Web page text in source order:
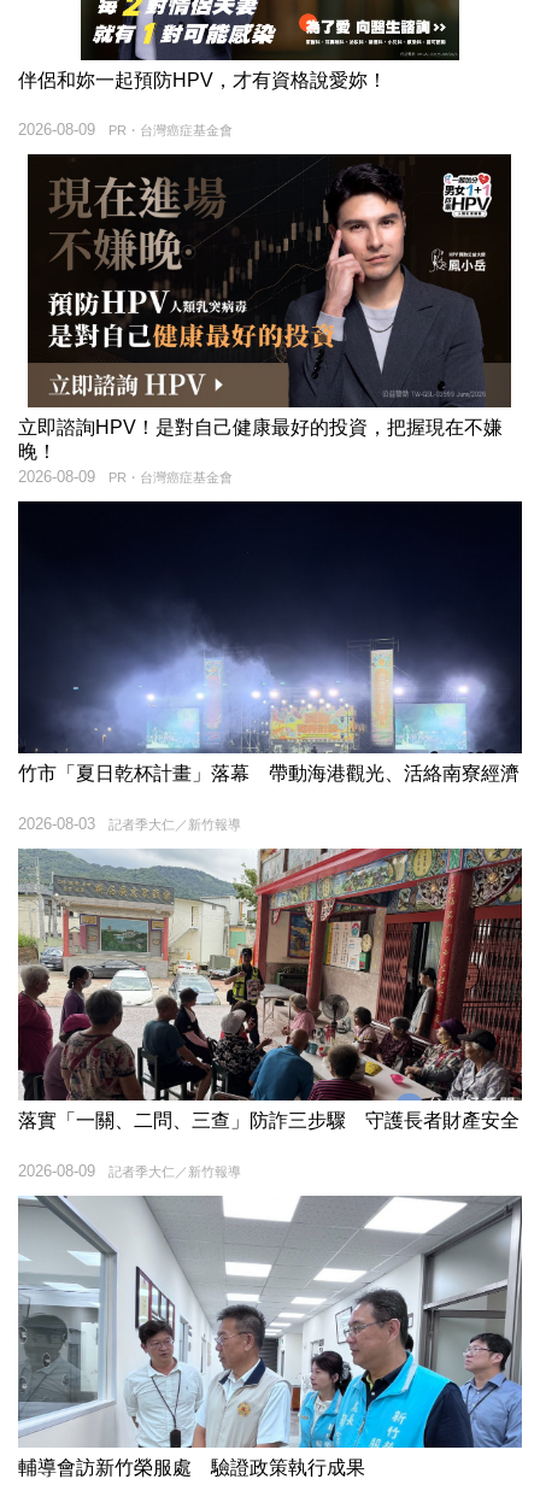
伴侶和妳一起預防HPV，才有資格說愛妳！
PR・台灣癌症基金會
2026-08-09
立即諮詢HPV！是對自己健康最好的投資，把握現在不嫌
晚！
PR・台灣癌症基金會
2026-08-09
竹市「夏日乾杯計畫」落幕 帶動海港觀光、活絡南寮經濟
記者季大仁／新竹報導
2026-08-03
落實「一關、二問、三查」防詐三步驟 守護長者財產安全
記者季大仁／新竹報導
2026-08-09
輔導會訪新竹榮服處 驗證政策執行成果